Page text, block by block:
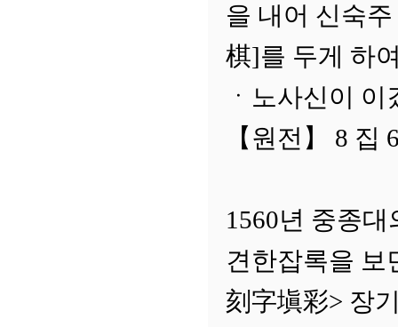
을 내어 신숙
棋]를 두게 하
ㆍ노사신이
【원전】 8 집
1560년 중종
견한잡록을 보
刻字塡彩> 장